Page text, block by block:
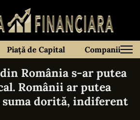
Piață de Capital Companii
România s-ar putea
Românii ar putea
suma dorită, indiferent